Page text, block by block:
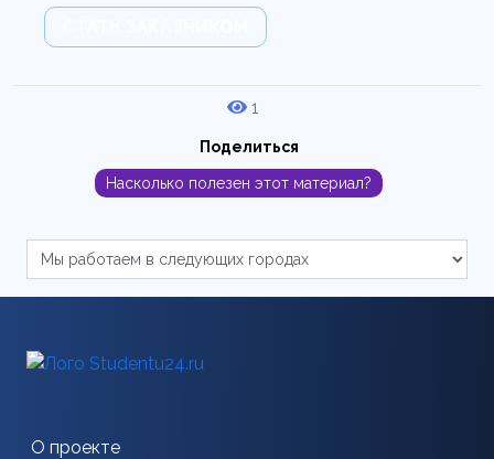
1
Поделиться
Насколько полезен этот материал?
О проекте